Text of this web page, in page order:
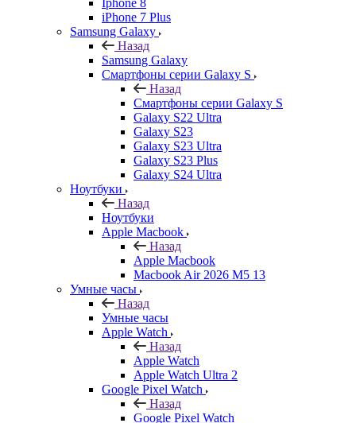
Iphone 8
iPhone 7 Plus
Samsung Galaxy
Назад
Samsung Galaxy
Смартфоны серии Galaxy S
Назад
Смартфоны серии Galaxy S
Galaxy S22 Ultra
Galaxy S23
Galaxy S23 Ultra
Galaxy S23 Plus
Galaxy S24 Ultra
Ноутбуки
Назад
Ноутбуки
Apple Macbook
Назад
Apple Macbook
Macbook Air 2026 M5 13
Умные часы
Назад
Умные часы
Apple Watch
Назад
Apple Watch
Apple Watch Ultra 2
Google Pixel Watch
Назад
Google Pixel Watch